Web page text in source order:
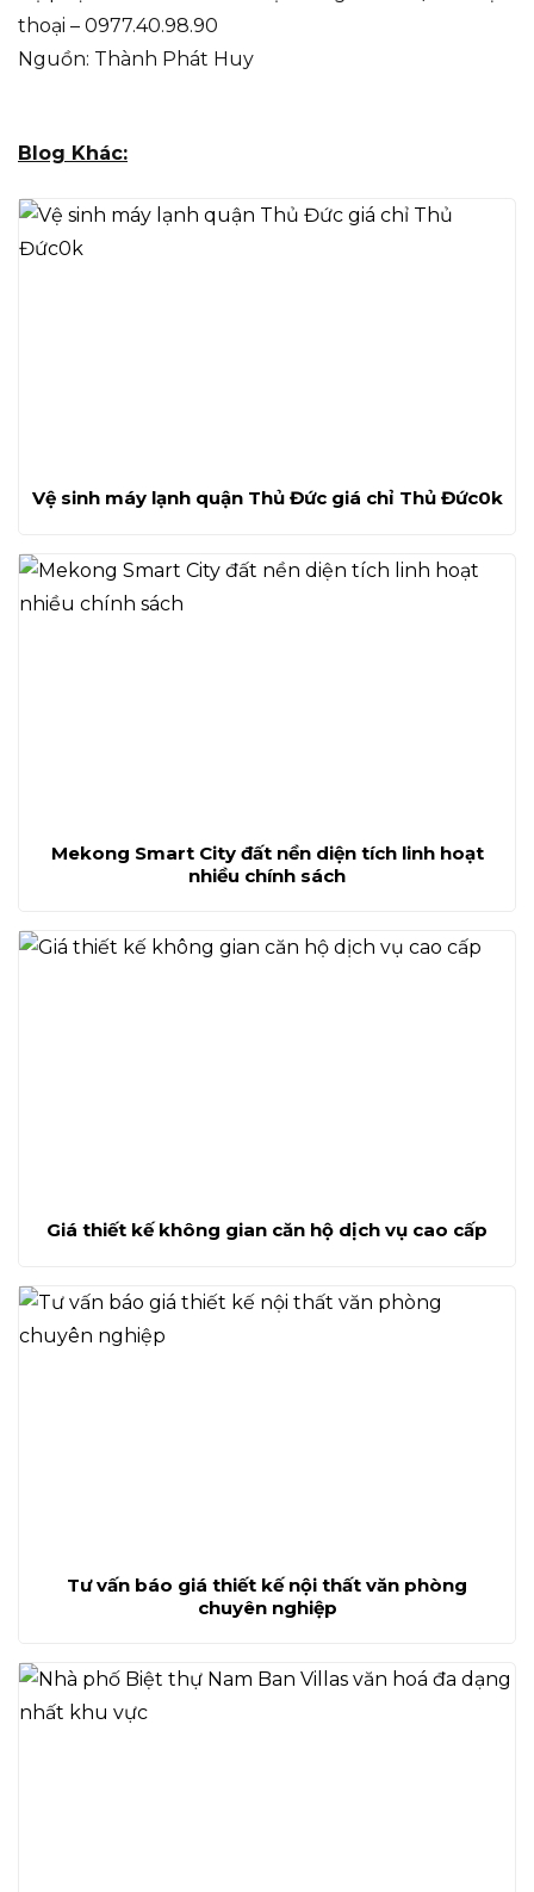
thoại – 0977.40.98.90
Nguồn: Thành Phát Huy
Blog Khác:
Vệ sinh máy lạnh quận Thủ Đức giá chỉ Thủ Đức0k
Mekong Smart City đất nền diện tích linh hoạt
nhiều chính sách
Giá thiết kế không gian căn hộ dịch vụ cao cấp
Tư vấn báo giá thiết kế nội thất văn phòng
chuyên nghiệp